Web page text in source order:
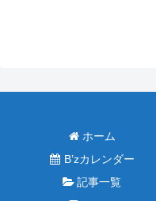
ホーム
B’zカレンダー
記事一覧